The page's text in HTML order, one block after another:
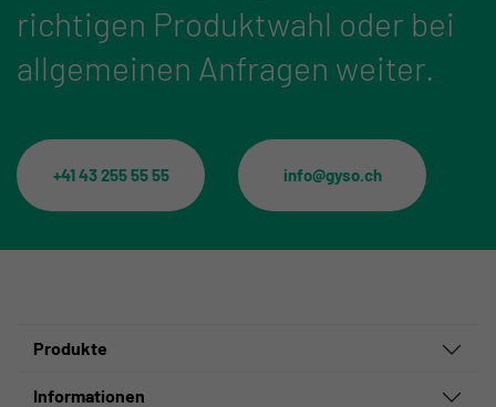
richtigen Produktwahl oder bei
allgemeinen Anfragen weiter.
+41 43 255 55 55 info@gyso.ch
Produkte
Informationen